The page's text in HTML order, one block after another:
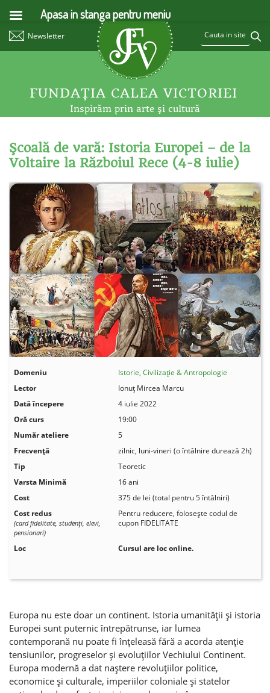
Newsletter
FUNDAŢIA CALEA VICTORIEI
Inspirăm prin arte şi cultură
Şcoală de vară: Istoria Europei – de la
Voltaire la Războiul Rece (4-8 iulie)
Domeniu
Istorie, Civilizație & Antropologie
Lector
Ionuț Mircea Marcu
Dată începere
4 iulie 2022
Oră curs
19:00
Număr ateliere
5
Frecvenţă
zilnic, luni-vineri (o întâlnire durează 2h)
Tip
Teoretic
Varsta Minimă
16 ani
Cost
375 de lei (total pentru 5 întâlniri)
Cost redus
(card fidelitate, studenţi, elevi,
pensionari)
Pentru reducere, folosește codul de
cupon FIDELITATE
Loc Cursul are loc online.
Europa nu este doar un continent. Istoria umanităţii şi istoria
Europei sunt puternic întrepătrunse, iar lumea
contemporană nu poate fi înţeleasă fără a acorda atenţie
tensiunilor, progreselor şi evoluţiilor Vechiului Continent.
Europa modernă a dat naştere revoluţiilor politice,
economice şi culturale, imperiilor coloniale şi statelor
Apasa in stanga pentru meniu